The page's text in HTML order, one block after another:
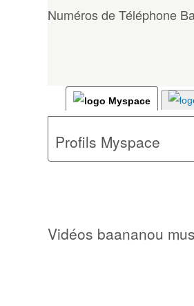
Numéros de Téléphone
Profils Myspace
Vidéos baananou